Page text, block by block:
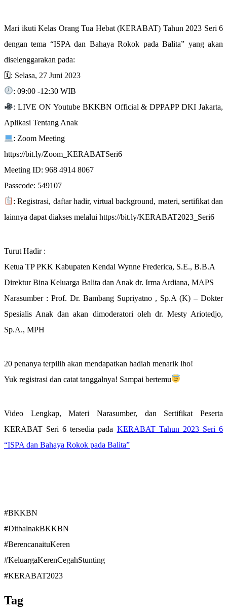
Mari ikuti Kelas Orang Tua Hebat (KERABAT) Tahun 2023 Seri 6
dengan tema “ISPA dan Bahaya Rokok pada Balita” yang akan
diselenggarakan pada:
🗓: Selasa, 27 Juni 2023
: 09:00 -12:30 WIB
: LIVE ON Youtube BKKBN Official & DPPAPP DKI Jakarta,
Aplikasi Tentang Anak
: Zoom Meeting
https://bit.ly/Zoom_KERABATSeri6
Meeting ID: 968 4914 8067
Passcode: 549107
: Registrasi, daftar hadir, virtual background, materi, sertifikat dan
lainnya dapat diakses melalui https://bit.ly/KERABAT2023_Seri6
Turut Hadir :
Ketua TP PKK Kabupaten Kendal Wynne Frederica, S.E., B.B.A
Direktur Bina Keluarga Balita dan Anak dr. Irma Ardiana, MAPS
Narasumber : Prof. Dr. Bambang Supriyatno , Sp.A (K) – Dokter
Spesialis Anak dan akan dimoderatori oleh dr. Mesty Ariotedjo,
Sp.A., MPH
20 penanya terpilih akan mendapatkan hadiah menarik lho!
Yuk registrasi dan catat tanggalnya! Sampai bertemu
Video Lengkap, Materi Narasumber, dan Sertifikat Peserta
KERABAT Seri 6 tersedia pada KERABAT Tahun 2023 Seri 6
“ISPA dan Bahaya Rokok pada Balita”
#BKKBN
#DitbalnakBKKBN
#BerencanaituKeren
#KeluargaKerenCegahStunting
#KERABAT2023
Tag